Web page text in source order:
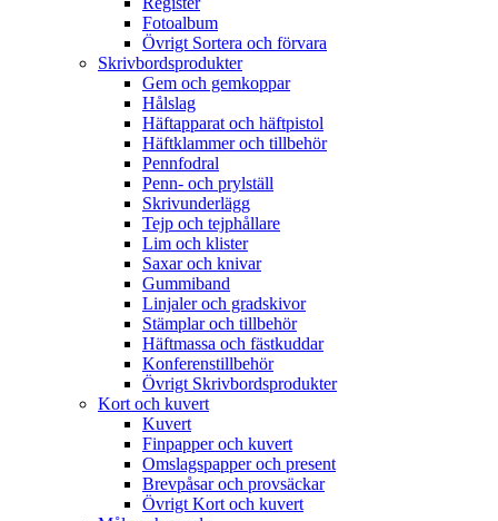
Fotoalbum
Övrigt Sortera och förvara
Skrivbordsprodukter
Gem och gemkoppar
Hålslag
Häftapparat och häftpistol
Häftklammer och tillbehör
Pennfodral
Penn- och prylställ
Skrivunderlägg
Tejp och tejphållare
Lim och klister
Saxar och knivar
Gummiband
Linjaler och gradskivor
Stämplar och tillbehör
Häftmassa och fästkuddar
Konferenstillbehör
Övrigt Skrivbordsprodukter
Kort och kuvert
Kuvert
Finpapper och kuvert
Omslagspapper och present
Brevpåsar och provsäckar
Övrigt Kort och kuvert